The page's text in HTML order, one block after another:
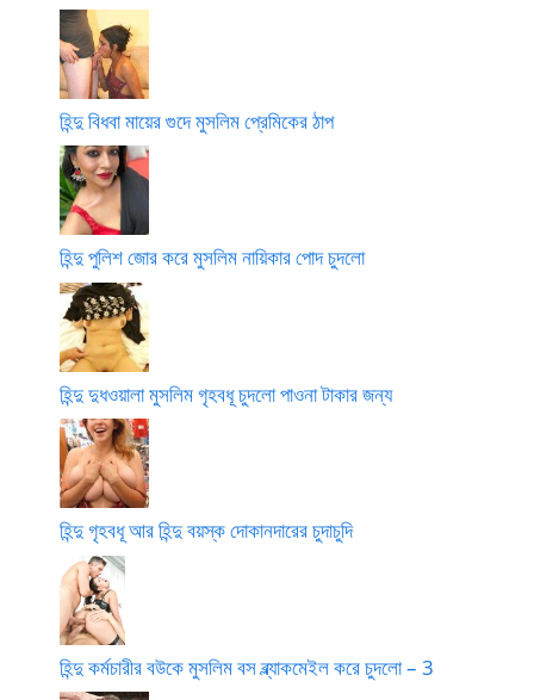
হিন্দু বিধবা মায়ের গুদে মুসলিম প্রেমিকের ঠাপ
হিন্দু পুলিশ জোর করে মুসলিম নায়িকার পোদ চুদলো
হিন্দু দুধওয়ালা মুসলিম গৃহবধূ চুদলো পাওনা টাকার জন্য
হিন্দু গৃহবধূ আর হিন্দু বয়স্ক দোকানদারের চুদাচুদি
হিন্দু কর্মচারীর বউকে মুসলিম বস ব্ল্যাকমেইল করে চুদলো – 3